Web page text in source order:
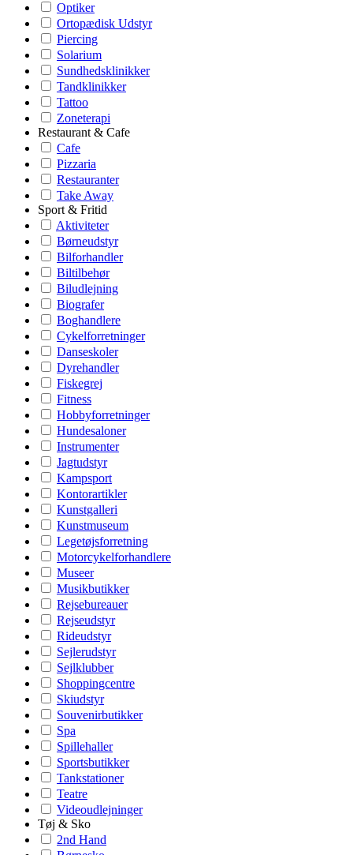
Optiker
Ortopædisk Udstyr
Piercing
Solarium
Sundhedsklinikker
Tandklinikker
Tattoo
Zoneterapi
Restaurant & Cafe
Cafe
Pizzaria
Restauranter
Take Away
Sport & Fritid
Aktiviteter
Børneudstyr
Bilforhandler
Biltilbehør
Biludlejning
Biografer
Boghandlere
Cykelforretninger
Danseskoler
Dyrehandler
Fiskegrej
Fitness
Hobbyforretninger
Hundesaloner
Instrumenter
Jagtudstyr
Kampsport
Kontorartikler
Kunstgalleri
Kunstmuseum
Legetøjsforretning
Motorcykelforhandlere
Museer
Musikbutikker
Rejsebureauer
Rejseudstyr
Rideudstyr
Sejlerudstyr
Sejlklubber
Shoppingcentre
Skiudstyr
Souvenirbutikker
Spa
Spillehaller
Sportsbutikker
Tankstationer
Teatre
Videoudlejninger
Tøj & Sko
2nd Hand